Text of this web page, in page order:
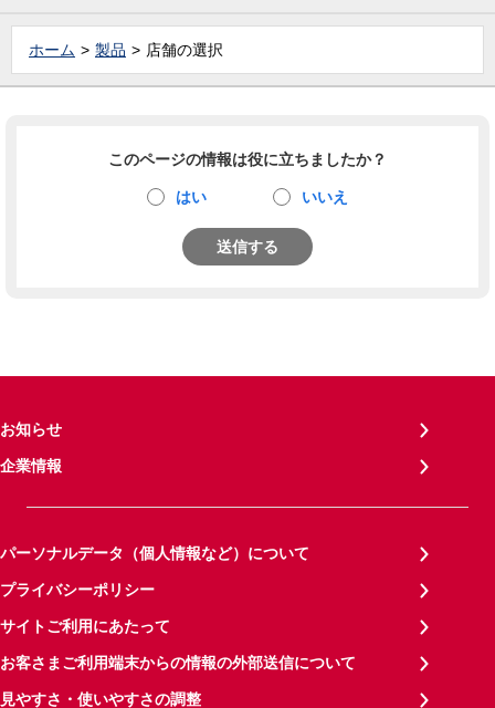
ホーム 製品 店舗の選択
このページの情報は役に立ちましたか？
はい いいえ
送信する
お知らせ
企業情報
パーソナルデータ（個人情報など）について
プライバシーポリシー
サイトご利用にあたって
お客さまご利用端末からの情報の外部送信について
見やすさ・使いやすさの調整